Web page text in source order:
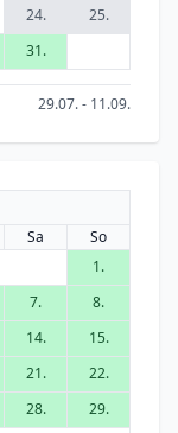
24.
25.
31.
29.07. - 11.09.
Sa
So
1.
7.
8.
14.
15.
21.
22.
28.
29.